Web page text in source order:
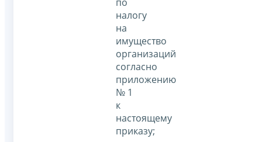
налогу
на
имущество
организаций
согласно
приложению
№ 1
к
настоящему
приказу;